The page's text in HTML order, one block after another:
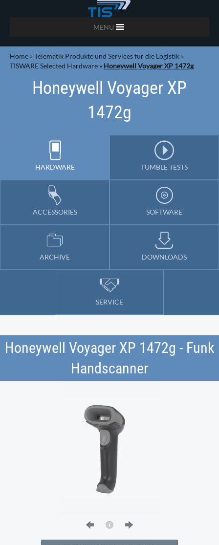
MENU
Home »Telematik Produkte und Services für die Logistik »
TISWARE Selected Hardware » Honeywell Voyager XP 1472g
Honeywell Voyager XP
1472g
HARDWARE TUMBLE TESTS
ACCESSORIES SOFTWARE
ARCHIVE DOWNLOADS
SERVICE
Honeywell Voyager XP 1472g - Funk
Handscanner